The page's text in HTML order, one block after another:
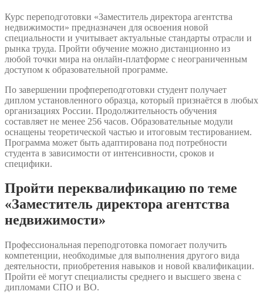
Курс переподготовки «Заместитель директора агентства
недвижимости» предназначен для освоения новой
специальности и учитывает актуальные стандарты отрасли и
рынка труда. Пройти обучение можно дистанционно из
любой точки мира на онлайн-платформе с неограниченным
доступом к образовательной программе.
По завершении профпереподготовки студент получает
диплом установленного образца, который признаётся в любых
организациях России. Продолжительность обучения
составляет не менее 256 часов. Образовательные модули
оснащены теоретической частью и итоговым тестированием.
Программа может быть адаптирована под потребности
студента в зависимости от интенсивности, сроков и
специфики.
Пройти переквалификацию по теме
«Заместитель директора агентства
недвижимости»
Профессиональная переподготовка помогает получить
компетенции, необходимые для выполнения другого вида
деятельности, приобретения навыков и новой квалификации.
Пройти её могут специалисты среднего и высшего звена с
дипломами СПО и ВО.